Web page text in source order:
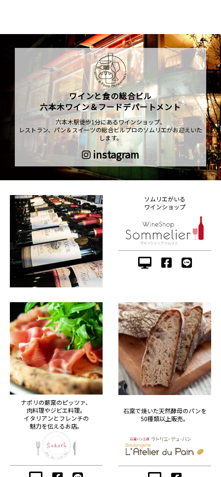
ワインと食の総合ビル
六本木ワイン＆フードデパートメント
六本木駅徒歩1分にあるワインショップ、
レストラン、パン＆スイーツの総合ビルプロのソムリエがお迎えいた
します。
instagram
ソムリエがいる
ワインショップ
ナポリの薪窯のピッツァ、
肉料理やジビエ料理。
イタリアンとフレンチの
魅力を伝えるお店。
石窯で焼いた天然酵母のパンを
50種類以上販売。